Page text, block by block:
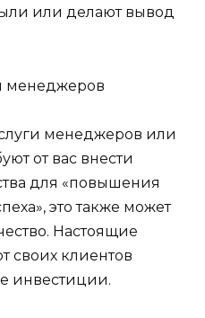
или делают вывод
менеджеров
менеджеров или
от вас внести
для «повышения
это также может
Настоящие
своих клиентов
инвестиции.